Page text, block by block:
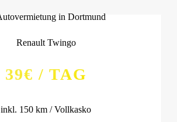
Renault Twingo
39€ / TAG
inkl. 150 km / Vollkasko